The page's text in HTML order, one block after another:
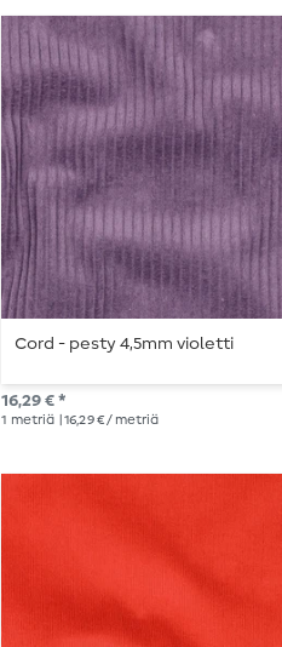
Cord - pesty 4,5mm violetti
16,29 € *
1 metriä | 16,29 € / metriä